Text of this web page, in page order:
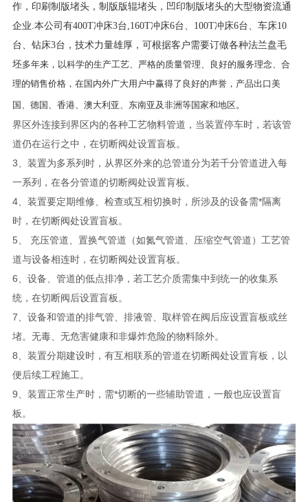
作，印刷制版堵头，制版版辊堵头，凹印制版堵头的大型物资流通
企业.本公司有400T冲床3台,160T冲床6台、100T冲床6台、车床10
台、钻床3台，技术力量雄厚，可根据客户需要订做各种法兰盘毛
坯多年来，以科学的生产工艺、严格的质量管理、良好的服务理念、合
理的销售价格，在国内外广大用户中赢得了良好的声誉，产品出口美
国、德国、香港、澳大利亚、东南亚及非洲等国家和地区。
界区外连接到界区内的各种工艺物料管道，当装置停车时，若该管
道仍在运行之中，在切断阀处设置盲板。
3、装置为多系列时，从界区外来的总管道分为若千分管道进入每
一系列，在各分管道的切断阀处设置肓板。
4、装置要定期维修、检查或互相切换时，所涉及的设备需*隔离
时，在切断阀处设置盲板。
5、 充压管道、置换气管道（如氮气管道、压缩空气管道）工艺管
道与设备相连时，在切断阀处设置肓板。
6、设备、管道的低点排净，若工艺介质需集中到统一的收集系
统，在切断阀后设置盲板。
7、设备和管道的排气管、排液管、取样管在阀后应设置盲板或丝
堵。无毒、无危害健康和非爆炸危险的物料除外。
8、装置分期建设时，有互相联系的管道在切断阀处设置肓板，以
便后续工程施工。
9、装置正常生产时，需*切断的一些辅助管道，一般也应设置盲
板。